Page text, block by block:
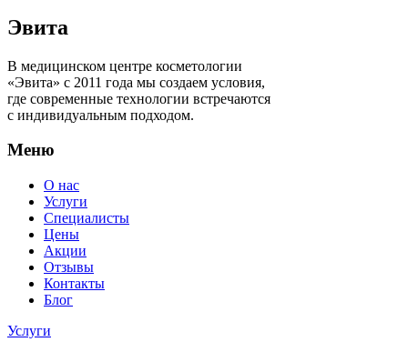
Эвита
В медицинском центре косметологии
«Эвита» с 2011 года мы создаем условия,
где современные технологии встречаются
с индивидуальным подходом.
Меню
О нас
Услуги
Специалисты
Цены
Акции
Отзывы
Контакты
Блог
Услуги